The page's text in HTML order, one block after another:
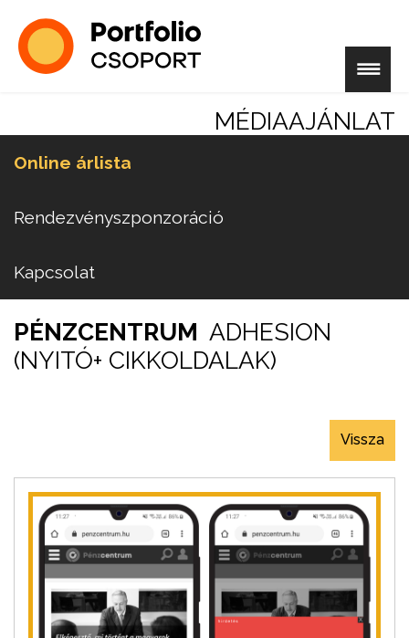
MÉDIAAJÁNLAT
Online árlista
Rendezvényszponzoráció
Kapcsolat
PÉNZCENTRUM ADHESION
(NYITÓ+ CIKKOLDALAK)
Vissza